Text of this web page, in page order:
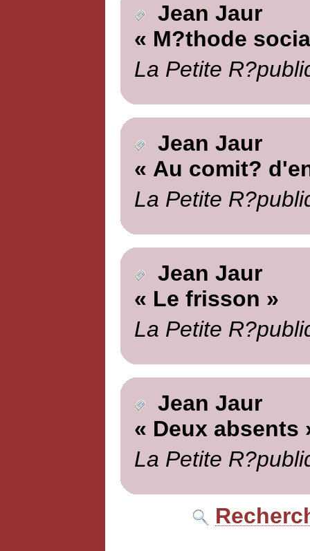
Jean Jaur
« M?thode
La Petite
Jean Jaur
« Au comit?
La Petite
Jean Jaur
« Le frisson »
La Petite
Jean Jaur
« Deux absents
La Petite